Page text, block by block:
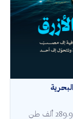
سجل إنتاج الثروة السمكية في السعودية نحو 289.9 ألف طن